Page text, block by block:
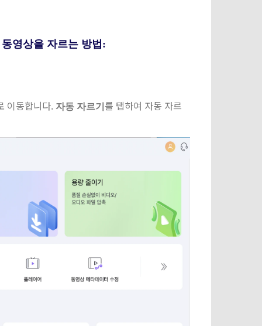
영상을 자르는 방법:
이동합니다. 자동 자르기 를 탭하여 자동 자르